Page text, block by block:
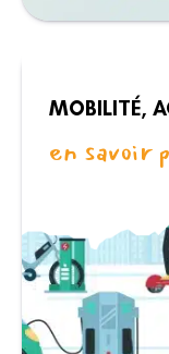
MOBILITÉ,
en savoir